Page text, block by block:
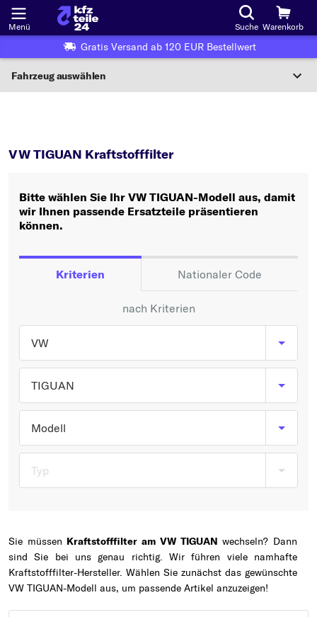
Menü Suche Warenkorb
Gratis Versand ab 120 EUR Bestellwert
Fahrzeug auswählen
Wo finde ich die?
Oder
Oder Fahrzeugauswahl nach Kriterien:
Hersteller wählen
Typ wählen
VW TIGUAN Kraftstofffilter
Bitte wählen Sie Ihr VW TIGUAN-Modell aus, damit
wir Ihnen passende Ersatzteile präsentieren
können.
Kriterien Nationaler Code
nach Kriterien
VW
TIGUAN
Modell
Typ
Sie müssen Kraftstofffilter am VW TIGUAN wechseln? Dann
sind Sie bei uns genau richtig. Wir führen viele namhafte
Kraftstofffilter-Hersteller. Wählen Sie zunächst das gewünschte
VW TIGUAN-Modell aus, um passende Artikel anzuzeigen!